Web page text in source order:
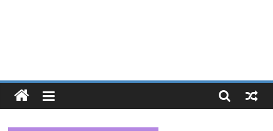
Leve,
Seja